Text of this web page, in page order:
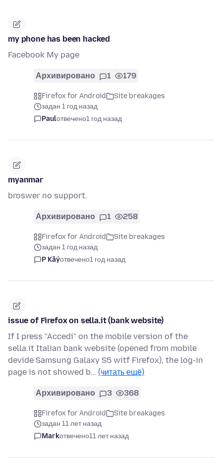
my phone has been hacked
Facebook My page
Архивировано 1 179
Firefox for Android
Site breakages
задан 1 год назад
Paulотвечено1 год назад
myanmar
broswer no support.
Архивировано 1 258
Firefox for Android
Site breakages
задан 1 год назад
P Kãýотвечено1 год назад
issue of Firefox on sella.it (bank website)
If I press "Accedi" on the mobile version of the
sella.it Italian bank website (opened from mobile
devide Samsung Galaxy S5 witf Firefox), the log-in
page is not showed b… (читать ещё)
Архивировано 3 368
Firefox for Android
Site breakages
задан 11 лет назад
Markотвечено11 лет назад